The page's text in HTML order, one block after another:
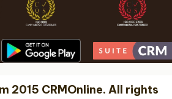
2015 CRMOnline. All rights